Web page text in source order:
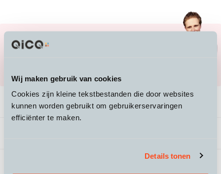
Wij maken gebruik van cookies
Cookies zijn kleine tekstbestanden die door websites
kunnen worden gebruikt om gebruikerservaringen
efficiënter te maken.
Details tonen
Lukt het je niet je ebike te vinden of heb je
vragen?
Productomschrijving